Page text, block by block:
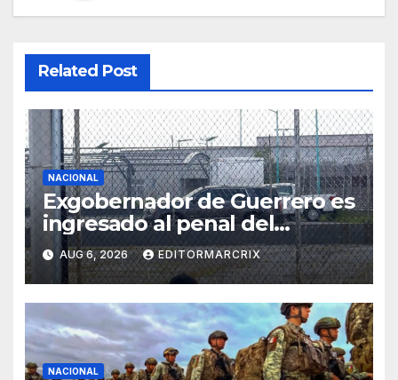
Related Post
NACIONAL
Exgobernador de Guerrero es
ingresado al penal del
Altiplano por el caso
Ayotzinapa
AUG 6, 2026 EDITORMARCRIX
NACIONAL